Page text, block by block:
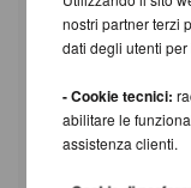
del
Pole
nostri partner terzi
dati degli utenti
- Cookie tecnici:
abilitare le
assistenza clienti.